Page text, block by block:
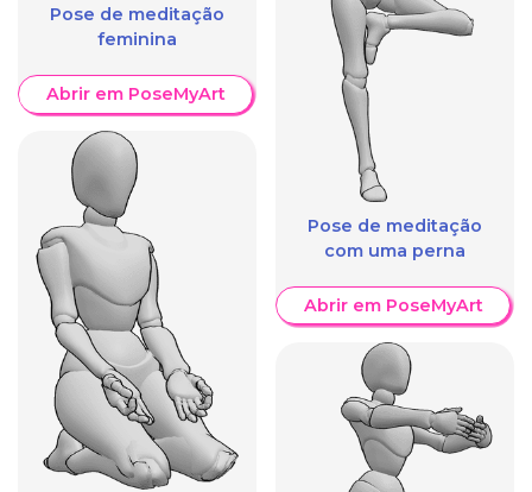
Pose de meditação
feminina
Abrir em PoseMyArt
Pose de meditação
com uma perna
Abrir em PoseMyArt